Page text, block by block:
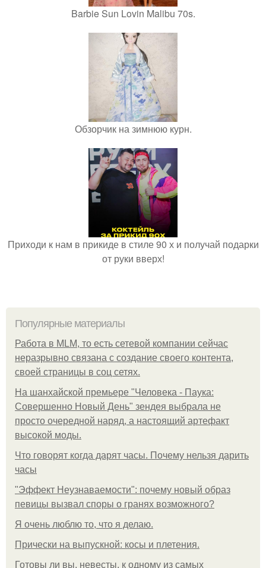
Barbie Sun Lovin Malibu 70s.
Обзорчик на зимнюю курн.
Приходи к нам в прикиде в стиле 90 х и получай подарки
от руки вверх!
Популярные материалы
Работа в MLM, то есть сетевой компании сейчас
неразрывно связана с создание своего контента,
своей страницы в соц сетях.
На шанхайской премьере "Человека - Паука:
Совершенно Новый День" зендея выбрала не
просто очередной наряд, а настоящий артефакт
высокой моды.
Что говорят когда дарят часы. Почему нельзя дарить
часы
"Эффект Неузнаваемости": почему новый образ
певицы вызвал споры о гранях возможного?
Я очень люблю то, что я делаю.
Прически на выпускной: косы и плетения.
Готовы ли вы, невесты, к одному из самых